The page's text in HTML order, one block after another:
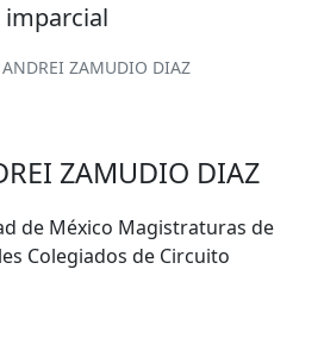
imparcial
ANDREI ZAMUDIO DIAZ
ZAMUDIO DIAZ
de México Magistraturas de
Colegiados de Circuito